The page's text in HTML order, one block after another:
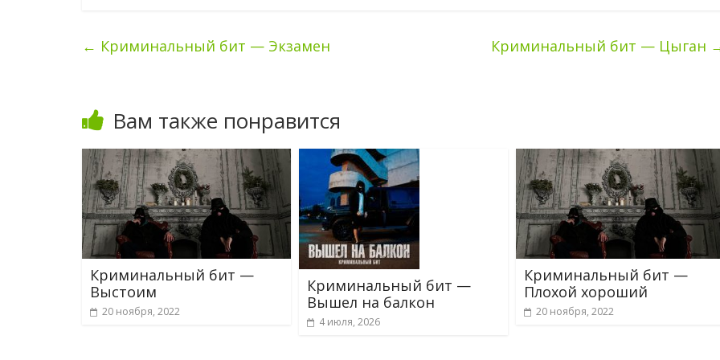
← Криминальный бит — Экзамен Криминальный бит — Цыган
Вам также понравится
Криминальный бит —
Выстоим
20 ноября, 2022
Криминальный бит —
Вышел на балкон
4 июля, 2026
Криминальный бит —
Плохой хороший
20 ноября, 2022